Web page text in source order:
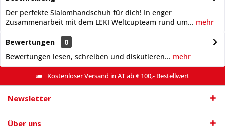
Der perfekte Slalomhandschuh für dich! In enger
Zusammenarbeit mit dem LEKI Weltcupteam rund um... mehr
Bewertungen
0
Bewertungen lesen, schreiben und diskutieren... mehr
Kostenloser Versand in AT ab € 100,- Bestellwert
Newsletter
Über uns